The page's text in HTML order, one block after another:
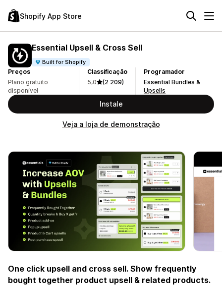
Shopify App Store
Essential Upsell & Cross Sell
Built for Shopify
Preços
Plano gratuito
disponível
Classificação
5,0
(2 209)
Programador
Essential Bundles &
Upsells
Instale
Veja a loja de demonstração
One click upsell and cross sell. Show frequently
bought together product upsell & related products.